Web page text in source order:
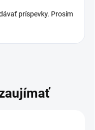
príspevky. Prosím